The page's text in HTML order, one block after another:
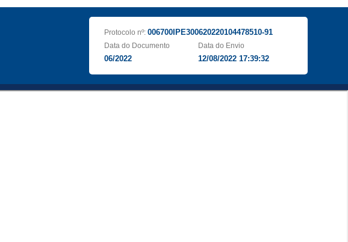
Protocolo nº: 006700IPE300620220104478510-91
Data do Documento
06/2022
Data do Envio
12/08/2022 17:39:32